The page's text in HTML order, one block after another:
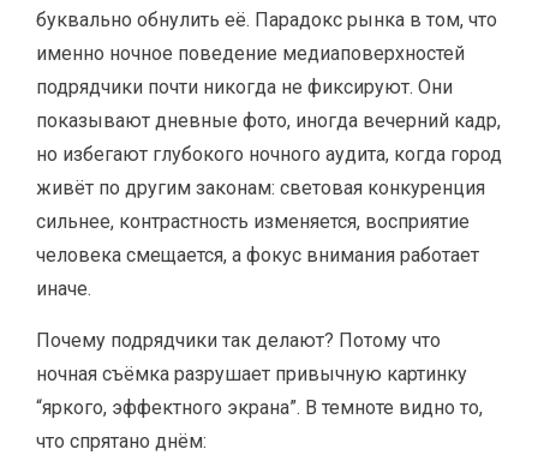
буквально обнулить её. Парадокс рынка в том, что
именно ночное поведение медиаповерхностей
подрядчики почти никогда не фиксируют. Они
показывают дневные фото, иногда вечерний кадр,
но избегают глубокого ночного аудита, когда город
живёт по другим законам: световая конкуренция
сильнее, контрастность изменяется, восприятие
человека смещается, а фокус внимания работает
иначе.
Почему подрядчики так делают? Потому что
ночная съёмка разрушает привычную картинку
“яркого, эффектного экрана”. В темноте видно то,
что спрятано днём: